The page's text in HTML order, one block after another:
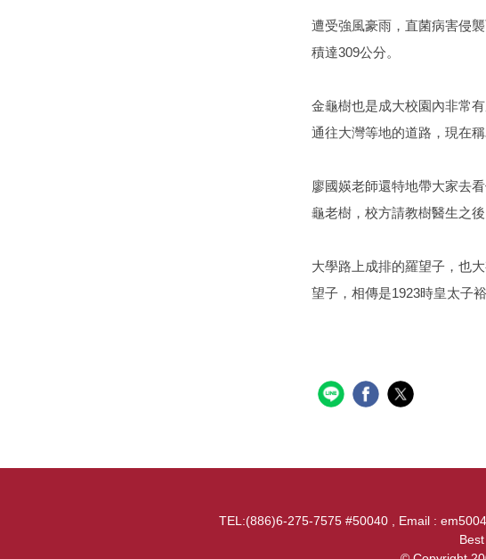
遭受強風豪雨，直菌病害侵
積達309公分。
金龜樹也是成大校園內非常
通往大灣等地的道路，現在稱
廖國媖老師還特地帶大家去
龜老樹，校方請教樹醫生之
大學路上成排的羅望子，也
望子，相傳是1923時皇太子
TEL:(886)6-275-7575 #50040 , Email :